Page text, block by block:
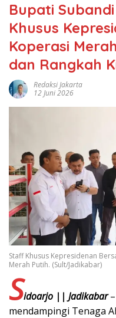
Bupati
Khusus
Koperasi
dan Rangkah
Redaksi Jakarta
12 Juni 2026
Staff Khusus Kepresidenan
Merah Putih. (Sult/Jadikabar)
Sidoarjo || Jadikabar–
mendampingi Tenaga